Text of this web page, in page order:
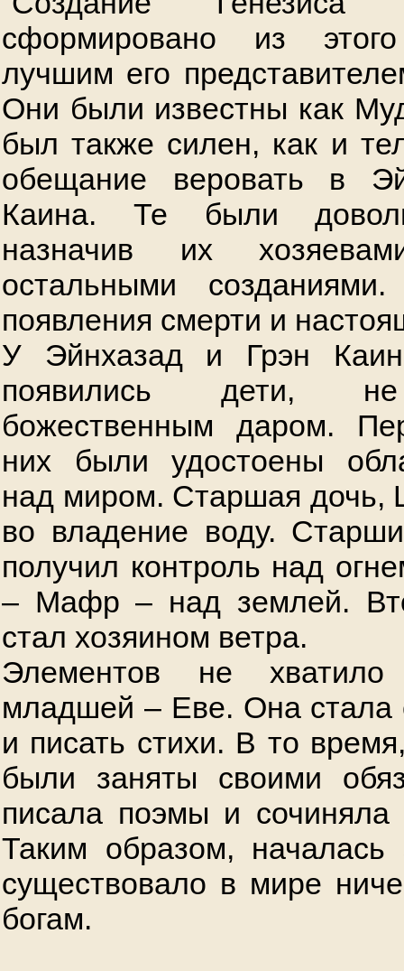
сформировано из
лучшим его
Они были известны как
был также силен, как и
обещание веровать в
Каина. Те были
назначив их
остальными
появления смерти и
У Эйнхазад и Грэн
появились дети,
божественным даром.
них были удостоены
над миром. Старшая дочь,
во владение воду.
получил контроль над
– Мафр – над землей.
стал хозяином ветра.
Элементов не
младшей – Еве. Она стала
и писать стихи. В то
были заняты своими
писала поэмы и сочиняла
Таким образом,
существовало в мире
богам.